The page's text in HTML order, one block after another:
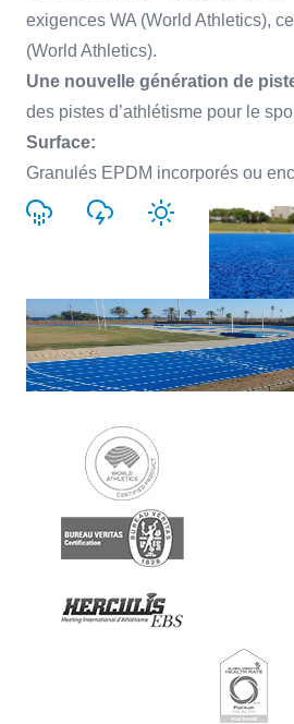
exigences WA (World Athletics),
(World Athletics).
Une nouvelle génération de
des pistes d’athlétisme pour le
Surface:
Granulés EPDM incorporés ou